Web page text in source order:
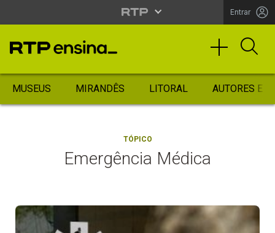
Entrar
MUSEUS MIRANDÊS LITORAL AUTORES
TÓPICO
Emergência Médica